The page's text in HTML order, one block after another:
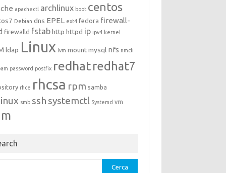
apachectl archlinux boot centos
Debian dns EPEL ext4 fedora firewall-
firewalld fstab http httpd ip ipv4 kernel
ldap Linux lvm mount mysql nfs nmcli
password postfix redhatredhat7
rhce rhcsa rpm samba
smb ssh systemctl Systemd vm